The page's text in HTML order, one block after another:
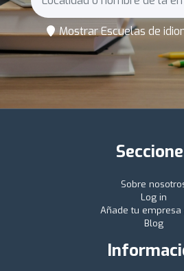
Mostrar Escuelas de
Sobre
Log in
Añade tu empresa
Blog